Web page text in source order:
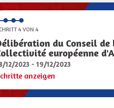
4 VON 4
du Conseil de
européenne
12/2023 - 19/12/2023
anzeigen